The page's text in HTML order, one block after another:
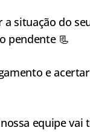
situação do
pendente 📃
e
equipe vai